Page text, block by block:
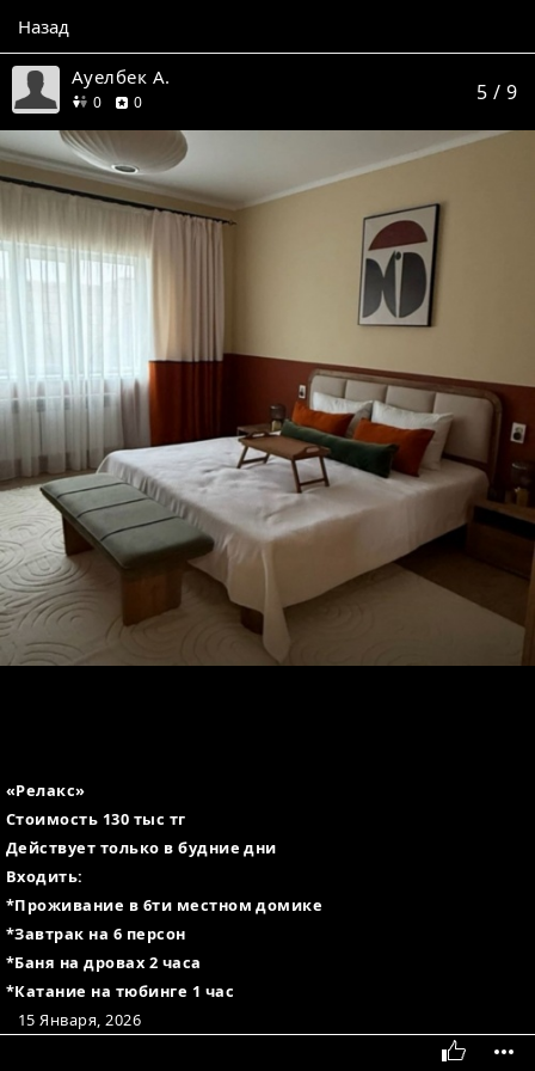
Назад
Ауелбек А.
0друзей
0отзывов 5 / 9
«Релакс»
Стоимость 130 тыс тг
Действует только в будние дни
Входить:
*Проживание в 6ти местном домике
*Завтрак на 6 персон
*Баня на дровах 2 часа
*Катание на тюбинге 1 час
15 Января, 2026